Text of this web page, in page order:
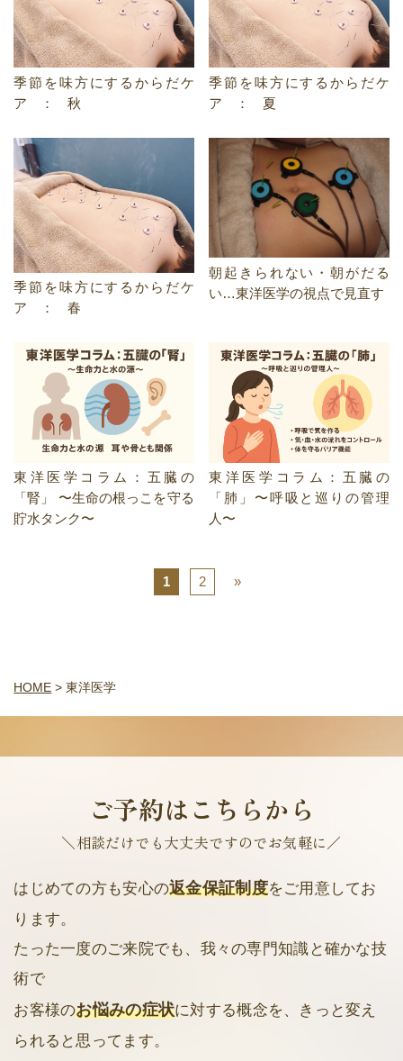
季節を味方にするからだケ
ア ： 秋
季節を味方にするからだケ
ア ： 夏
季節を味方にするからだケ
ア ： 春
朝起きられない・朝がだる
い…東洋医学の視点で見直す
東洋医学コラム：五臓の
「腎」 〜生命の根っこを守る
貯水タンク〜
東洋医学コラム：五臓の
「肺」〜呼吸と巡りの管理
人〜
1 2 »
HOME >東洋医学
ご予約はこちらから
＼相談だけでも大丈夫ですのでお気軽に／
はじめての方も安心の返金保証制度をご用意してお
ります。
たった一度のご来院でも、我々の専門知識と確かな技
術で
お客様のお悩みの症状に対する概念を、きっと変え
られると思ってます。